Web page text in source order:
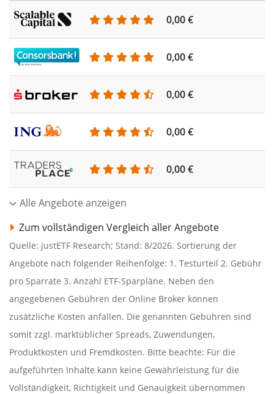
0,00 €
0,00 €
0,00 €
0,00 €
0,00 €
Alle Angebote anzeigen
Zum vollständigen Vergleich aller Angebote
Quelle: justETF Research; Stand: 8/2026. Sortierung der
Angebote nach folgender Reihenfolge: 1. Testurteil 2. Gebühr
pro Sparrate 3. Anzahl ETF-Sparpläne. Neben den
angegebenen Gebühren der Online Broker können
zusätzliche Kosten anfallen. Die genannten Gebühren sind
somit zzgl. marktüblicher Spreads, Zuwendungen,
Produktkosten und Fremdkosten. Bitte beachte: Für die
aufgeführten Inhalte kann keine Gewährleistung für die
Vollständigkeit, Richtigkeit und Genauigkeit übernommen